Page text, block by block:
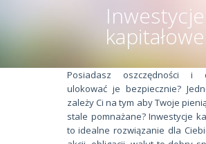
Inwestycje
kapitałowe
Posiadasz oszczędności i
ulokować je bezpiecznie?
zależy Ci na tym aby Twoje
stale pomnażane? Inwestycje
to idealne rozwiązanie dla